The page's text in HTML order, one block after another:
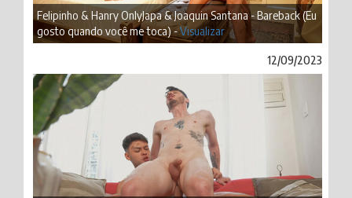
Felipinho & Hanry OnlyJapa & Joaquin Santana - Bareback (Eu
gosto quando você me toca) -Visualizar
12/09/2023